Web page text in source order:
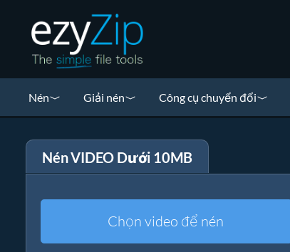
Nén Giải nén Công cụ chuyển đổi
Nén VIDEO Dưới 10MB
Chọn video để nén